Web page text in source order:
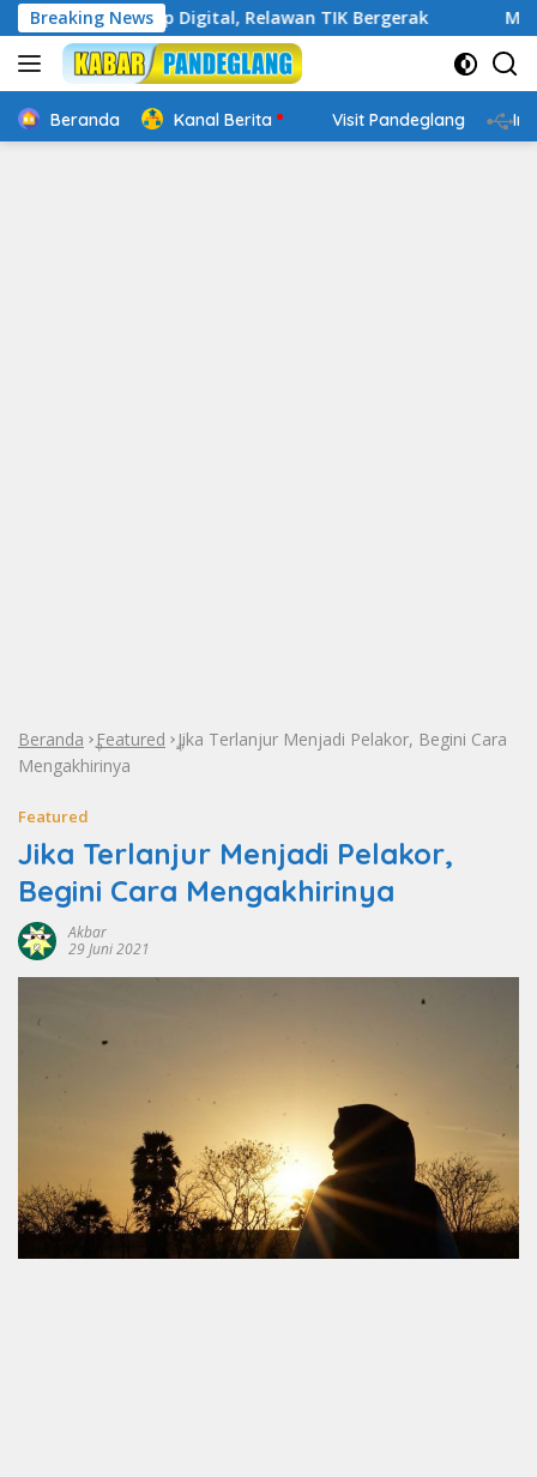
Langsung
ke
konten
Breaking News
Cakap Digital, Relawan TIK Bergerak Mengenal
Beranda Kanal Berita Visit Pandeglang
Beranda »Featured »Jika Terlanjur Menjadi Pelakor, Begini Cara
Mengakhirinya
Featured
Jika Terlanjur Menjadi Pelakor,
Begini Cara Mengakhirinya
Akbar
29 Juni 2021